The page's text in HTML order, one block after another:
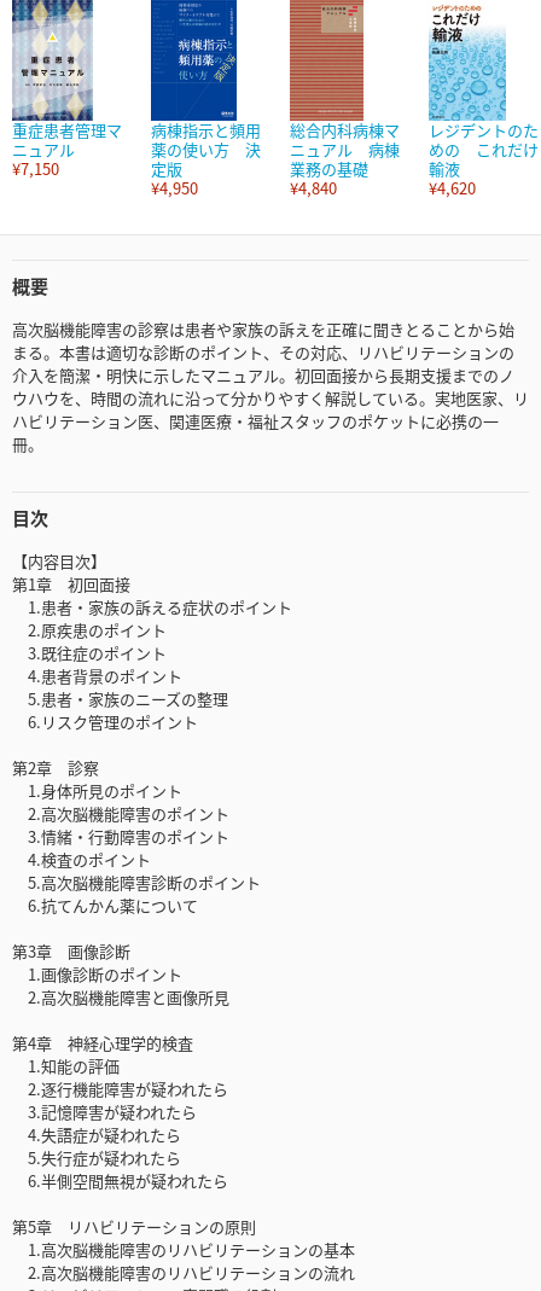
重症患者管理マ
ニュアル
¥7,150
病棟指示と頻用
薬の使い方 決
定版
¥4,950
総合内科病棟マ
ニュアル 病棟
業務の基礎
¥4,840
レジデントのた
めの これだけ
輸液
¥4,620
概要
高次脳機能障害の診察は患者や家族の訴えを正確に聞きとることから始
まる。本書は適切な診断のポイント、その対応、リハビリテーションの
介入を簡潔・明快に示したマニュアル。初回面接から長期支援までのノ
ウハウを、時間の流れに沿って分かりやすく解説している。実地医家、リ
ハビリテーション医、関連医療・福祉スタッフのポケットに必携の一
冊。
目次
【内容目次】
第1章 初回面接
1.患者・家族の訴える症状のポイント
2.原疾患のポイント
3.既往症のポイント
4.患者背景のポイント
5.患者・家族のニーズの整理
6.リスク管理のポイント
第2章 診察
1.身体所見のポイント
2.高次脳機能障害のポイント
3.情緒・行動障害のポイント
4.検査のポイント
5.高次脳機能障害診断のポイント
6.抗てんかん薬について
第3章 画像診断
1.画像診断のポイント
2.高次脳機能障害と画像所見
第4章 神経心理学的検査
1.知能の評価
2.逐行機能障害が疑われたら
3.記憶障害が疑われたら
4.失語症が疑われたら
5.失行症が疑われたら
6.半側空間無視が疑われたら
第5章 リハビリテーションの原則
1.高次脳機能障害のリハビリテーションの基本
2.高次脳機能障害のリハビリテーションの流れ